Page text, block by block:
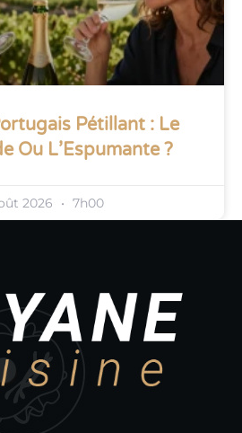
Pétillant : Le
Ou L’Espumante ?
2026 7h00